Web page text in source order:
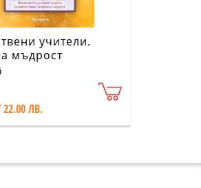
учители.
мъдрост
22.00 ЛВ.